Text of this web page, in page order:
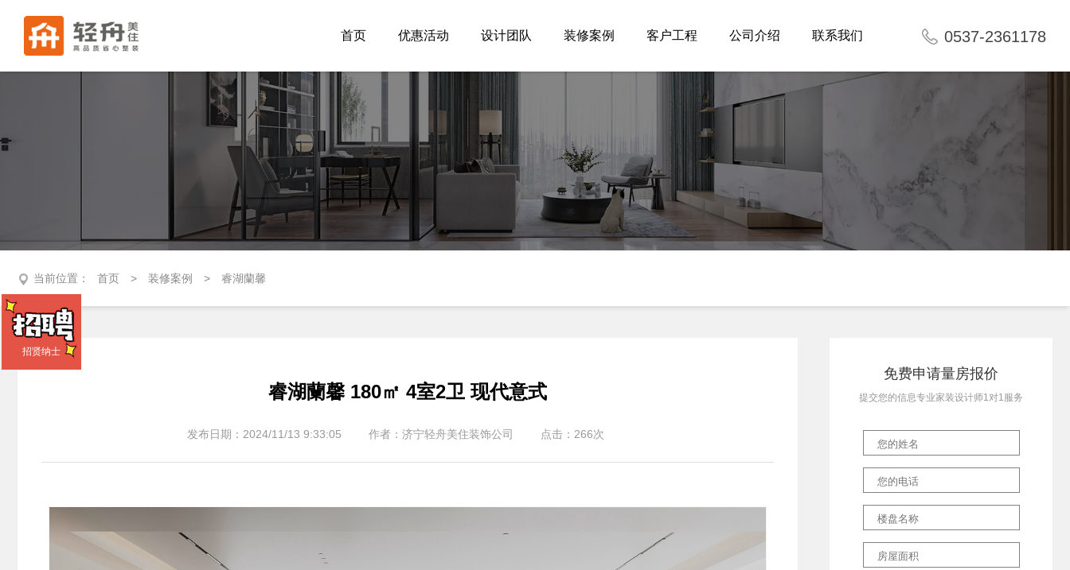
0537-2361178
首页 优惠活动 设计团队 装修案例 客户工程 公司介绍 联系我们
当前位置： 首页 > 装修案例 > 睿湖蘭馨
睿湖蘭馨 180㎡ 4室2卫 现代意式
发布日期：2024/11/13 9:33:05 作者：济宁轻舟美住装饰公司 点击： 266次
免费申请量房报价
提交您的信息专业家装设计师1对1服务
招贤纳士